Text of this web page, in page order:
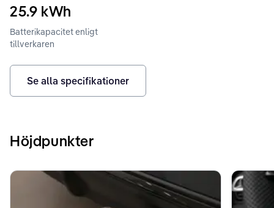
25.9 kWh
Batterikapacitet enligt
tillverkaren
Se alla specifikationer
Höjdpunkter